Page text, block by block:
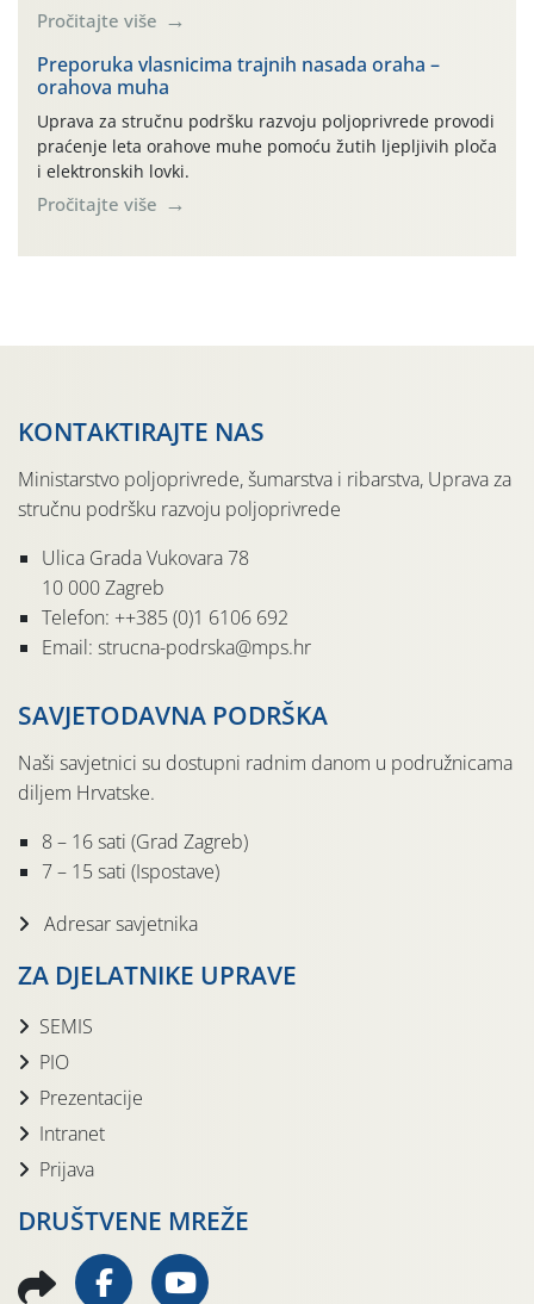
Pročitajte više
Preporuka vlasnicima trajnih nasada oraha –
orahova muha
Uprava za stručnu podršku razvoju poljoprivrede provodi
praćenje leta orahove muhe pomoću žutih ljepljivih ploča
i elektronskih lovki.
Pročitajte više
KONTAKTIRAJTE NAS
Ministarstvo poljoprivrede, šumarstva i ribarstva, Uprava za
stručnu podršku razvoju poljoprivrede
Ulica Grada Vukovara 78
10 000 Zagreb
Telefon: ++385 (0)1 6106 692
Email: strucna-podrska@mps.hr
SAVJETODAVNA PODRŠKA
Naši savjetnici su dostupni radnim danom u podružnicama
diljem Hrvatske.
8 – 16 sati (Grad Zagreb)
7 – 15 sati (Ispostave)
Adresar savjetnika
ZA DJELATNIKE UPRAVE
SEMIS
PIO
Prezentacije
Intranet
Prijava
DRUŠTVENE MREŽE